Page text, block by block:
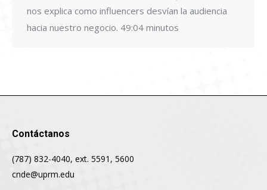
nos explica como influencers desvían la audiencia
hacia nuestro negocio. 49:04 minutos
Contáctanos
(787) 832-4040, ext. 5591, 5600
cnde@uprm.edu